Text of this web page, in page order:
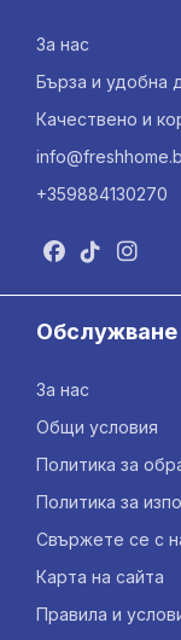
За нас
Бърза и удобна
Качествено и
+359884130270
Обслужване
За нас
Общи условия
Политика за
Политика за
Свържете се с
Карта на сайта
Правила и